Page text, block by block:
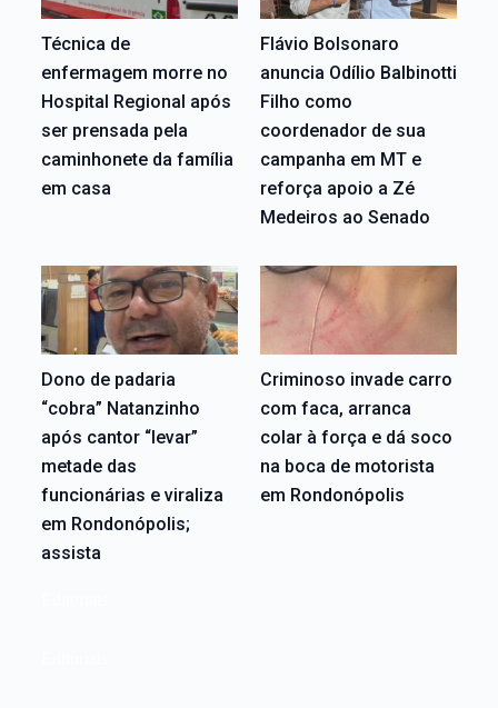
Técnica de
enfermagem morre no
Hospital Regional após
ser prensada pela
caminhonete da família
em casa
Flávio Bolsonaro
anuncia Odílio Balbinotti
Filho como
coordenador de sua
campanha em MT e
reforça apoio a Zé
Medeiros ao Senado
Dono de padaria
“cobra” Natanzinho
após cantor “levar”
metade das
funcionárias e viraliza
em Rondonópolis;
assista
Criminoso invade carro
com faca, arranca
colar à força e dá soco
na boca de motorista
em Rondonópolis